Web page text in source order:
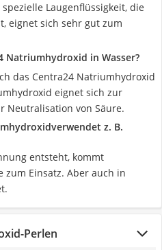
Laugenflüssigkeit, die
eignet sich sehr gut zum
Natriumhydroxid in Wasser?
das Centra24 Natriumhydroxid
eignet sich zur
Neutralisation von Säure.
z. B.
entsteht, kommt
Einsatz. Aber auch in
Perlen